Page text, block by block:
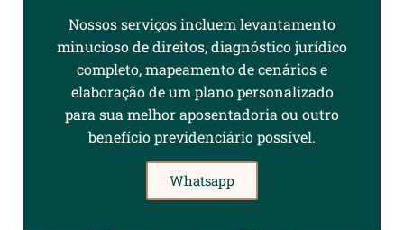
Nossos serviços incluem levantamento
minucioso de direitos, diagnóstico jurídico
completo, mapeamento de cenários e
elaboração de um plano personalizado
para sua melhor aposentadoria ou outro
benefício previdenciário possível.
Whatsapp